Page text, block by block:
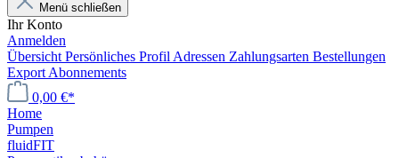
Menü schließen
Ihr Konto
Anmelden
Übersicht Persönliches Profil Adressen Zahlungsarten Bestellungen
Export Abonnements
0,00 €*
Home
Pumpen
fluidFIT